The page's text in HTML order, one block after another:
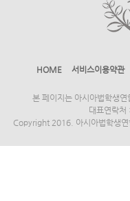
HOME 서비스이용약관
본 페이지는 아시아법학생
대표연락
Copyright 2016. 아시아법학생